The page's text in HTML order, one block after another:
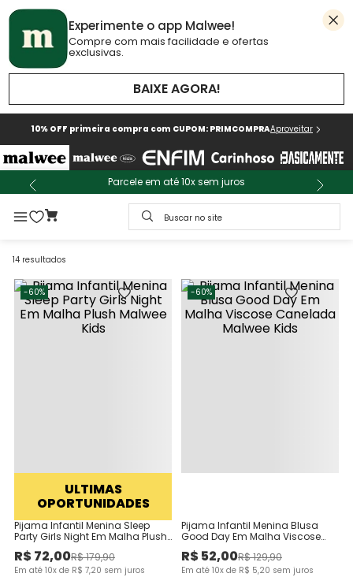
Experimente o app Malwee!
Compre com mais facilidade e ofertas
exclusivas.
BAIXE AGORA!
10% OFF primeira compra com CUPOM: PRIMCOMPRAAproveitar
Parcele em até 10x sem juros
Buscar no site
14 resultados
-60%
ULTIMAS
OPORTUNIDADES
Pijama Infantil Menina Sleep
Party Girls Night Em Malha Plush
Malwee Kids
R$72,00R$179,90
Em até 10x de R$ 7,20 sem juros
-60%
Pijama Infantil Menina Blusa
Good Day Em Malha Viscose
Canelada Malwee Kids
R$52,00R$129,90
Em até 10x de R$ 5,20 sem juros